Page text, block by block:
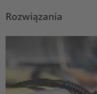
Rozwiązania